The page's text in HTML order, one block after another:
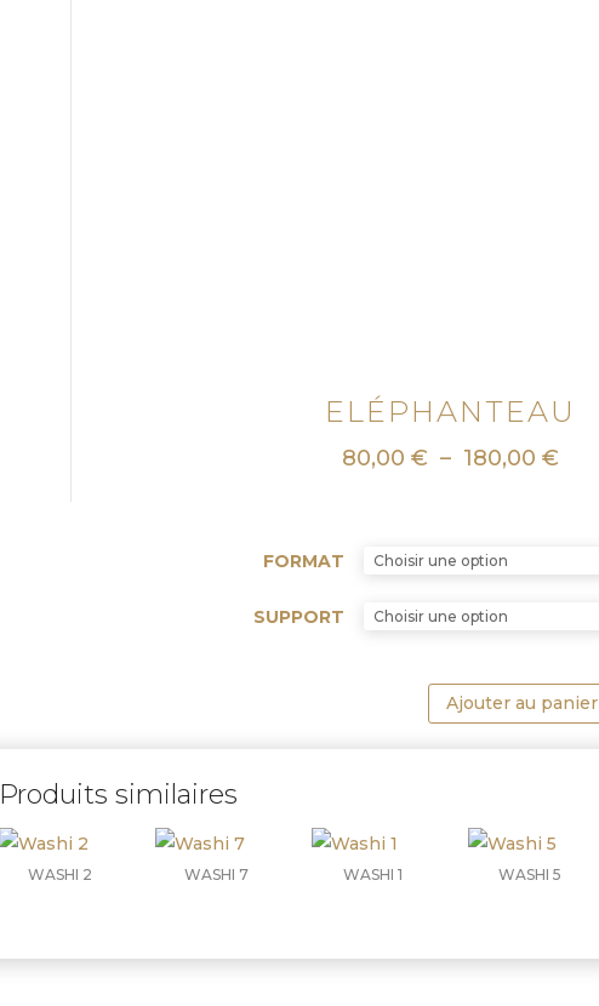
ELÉPHANTEAU
80,00€ – 180,00€
FORMAT
SUPPORT
Ajouter au panier
Produits similaires
WASHI 2 WASHI 7 WASHI 1 WASHI 5